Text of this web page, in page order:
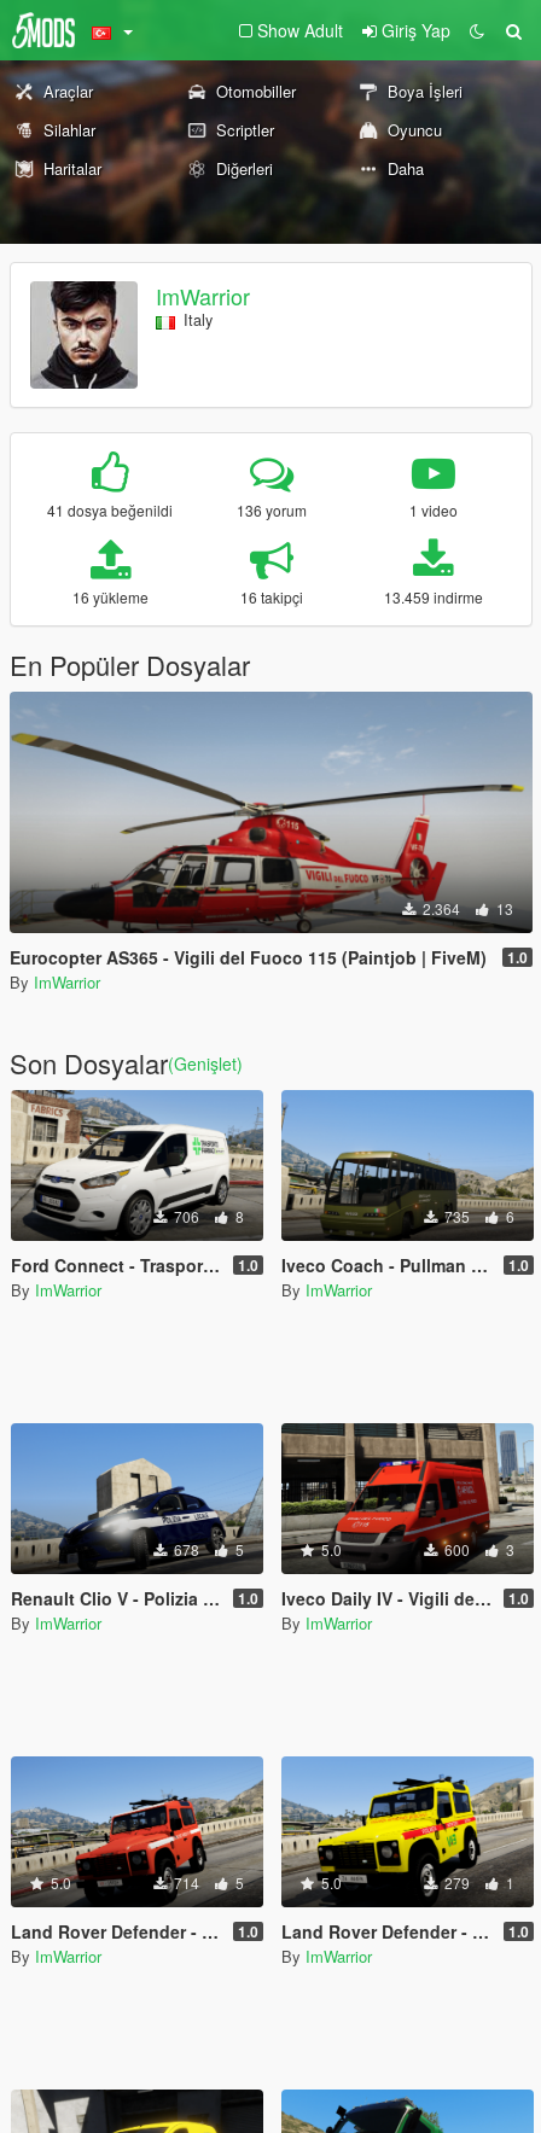
Show Adult Giriş Yap
Araçlar Otomobiller
Boya İşleri
Silahlar
Scriptler
Oyuncu
Haritalar
Diğerleri Daha
ImWarrior
Italy
41 dosya beğenildi 136 yorum 1 video
16 yükleme 16 takipçi 13.459 indirme
En Popüler Dosyalar
2.364 13
Eurocopter AS365 - Vigili del Fuoco 115 (Paintjob | FiveM) 1.0
By ImWarrior
Son Dosyalar(Genişlet)
706 8
Ford Connect - Trasporto Farmaci (Paintjob | FiveM) 1.0
By ImWarrior
735 6
Iveco Coach - Pullman Esercito Italiano (Paintjob | FiveM) 1.0
By ImWarrior
678 5
Renault Clio V - Polizia Locale (Paintjob | FiveM) 1.0
By ImWarrior
5.0 600 3
Iveco Daily IV - Vigili del Fuoco 115 AF/UCL (Paintjob | FiveM) 1.0
By ImWarrior
5.0 714 5
Land Rover Defender - Vigili del Fuoco 115 (Paintjob | FiveM) 1.0
By ImWarrior
5.0 279 1
Land Rover Defender - Vigilanza Antincendi Boschivi VAB (Paintjob | FiveM) 1.0
By ImWarrior